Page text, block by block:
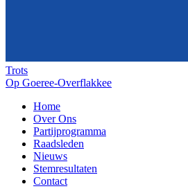
Trots
Op Goeree-Overflakkee
Home
Over Ons
Partijprogramma
Raadsleden
Nieuws
Stemresultaten
Contact